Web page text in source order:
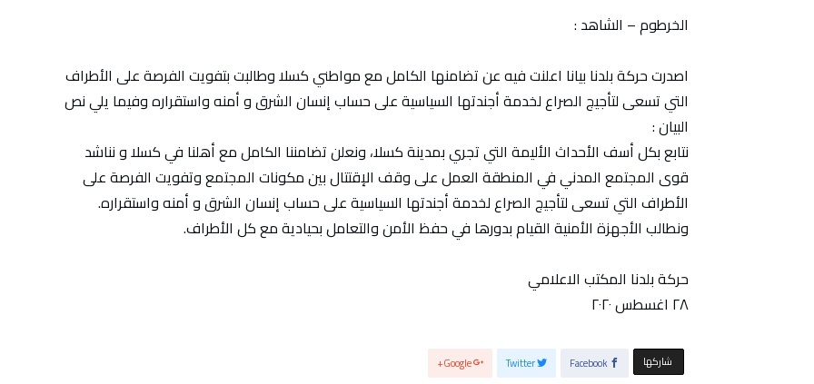
الخرطوم – الشاهد :
اصدرت حركة بلدنا بيانا اعلنت فيه عن تضامنها الكامل مع مواطني كسلا وطالبت بتفويت الفرصة على الأطراف
التي تسعى لتأجيج الصراع لخدمة أجندتها السياسية على حساب إنسان الشرق و أمنه واستقراره وفيما يلي نص
البيان :
نتابع بكل أسف الأحداث الأليمة التي تجري بمدينة كسلا، ونعلن تضامننا الكامل مع أهلنا في كسلا و نناشد
قوى المجتمع المدني في المنطقة العمل على وقف الإقتتال بين مكونات المجتمع وتفويت الفرصة على
الأطراف التي تسعى لتأجيج الصراع لخدمة أجندتها السياسية على حساب إنسان الشرق و أمنه واستقراره.
ونطالب الأجهزة الأمنية القيام بدورها في حفظ الأمن والتعامل بحيادية مع كل الأطراف.
حركة بلدنا المكتب الاعلامي
٢٨ اغسطس ٢٠٢٠
‫‫ شاركها‬ Facebook
Twitter
Google+